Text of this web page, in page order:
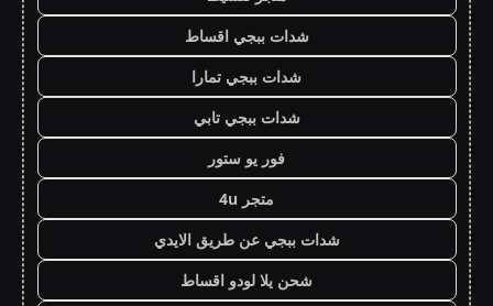
شدات ببجي اقساط
شدات ببجي تمارا
شدات ببجي تابي
فور يو ستور
متجر 4u
شدات ببجي عن طريق الايدي
شحن يلا لودو اقساط